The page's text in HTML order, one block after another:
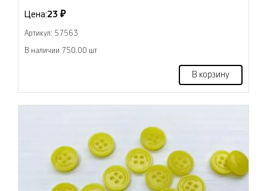
Цена:23 ₽
Артикул: 57563
В наличии 750.00 шт
В корзину